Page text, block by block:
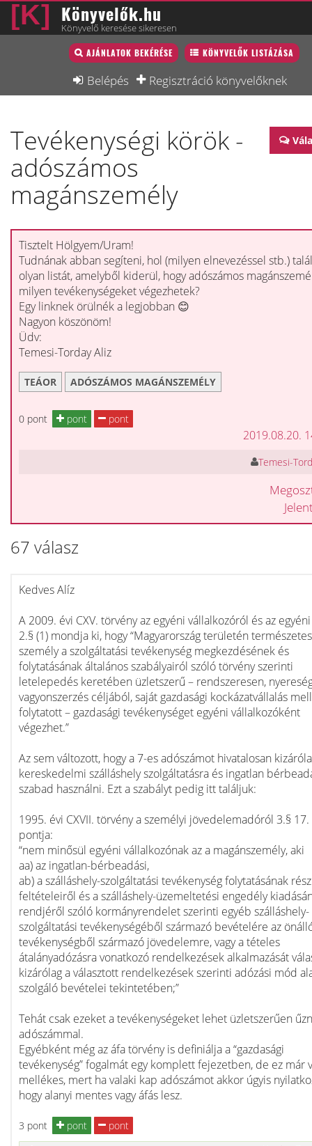
Könyvelők.hu
Könyvelő keresése sikeresen
AJÁNLATOK BEKÉRÉSE KÖNYVELŐK LISTÁZÁSA
Belépés Regisztráció könyvelőknek
Könyvelő lista
Könyvelési munkák
Interjú
Blog
Állás
Tevékenységi körök -
adószámos
magánszemély
Tisztelt Hölgyem/Uram!
Tudnának abban segíteni, hol (milyen elnevezéssel stb.)
olyan listát, amelyből kiderül, hogy adószámos
milyen tevékenységeket végezhetek?
Egy linknek örülnék a legjobban 😊
Nagyon köszönöm!
Üdv:
Temesi-Torday Aliz
TEÁOR ADÓSZÁMOS MAGÁNSZEMÉLY
0 pont pont pont
2019.08.20.
Temesi-
67 válasz
Kedves Alíz
A 2009. évi CXV. törvény az egyéni vállalkozóról és az
2.§ (1) mondja ki, hogy “Magyarország területén természetes
személy a szolgáltatási tevékenység megkezdésének és
folytatásának általános szabályairól szóló törvény szerinti
letelepedés keretében üzletszerű – rendszeresen,
vagyonszerzés céljából, saját gazdasági kockázatvállalás
folytatott – gazdasági tevékenységet egyéni vállalkozóként
végezhet.”
Az sem változott, hogy a 7-es adószámot hivatalosan
kereskedelmi szálláshely szolgáltatásra és ingatlan
szabad használni. Ezt a szabályt pedig itt találjuk:
1995. évi CXVII. törvény a személyi jövedelemadóról 3.§ 17.
pontja:
“nem minősül egyéni vállalkozónak az a magánszemély, aki
aa) az ingatlan-bérbeadási,
ab) a szálláshely-szolgáltatási tevékenység folytatásának
feltételeiről és a szálláshely-üzemeltetési engedély
rendjéről szóló kormányrendelet szerinti egyéb szálláshely-
szolgáltatási tevékenységéből származó bevételére az
tevékenységből származó jövedelemre, vagy a tételes
átalányadózásra vonatkozó rendelkezések alkalmazását
kizárólag a választott rendelkezések szerinti adózási mód
szolgáló bevételei tekintetében;”
Tehát csak ezeket a tevékenységeket lehet üzletszerűen
adószámmal.
Egyébként még az áfa törvény is definiálja a “gazdasági
tevékenység” fogalmát egy komplett fejezetben, de ez már
mellékes, mert ha valaki kap adószámot akkor úgyis
hogy alanyi mentes vagy áfás lesz.
3 pont pont
pont